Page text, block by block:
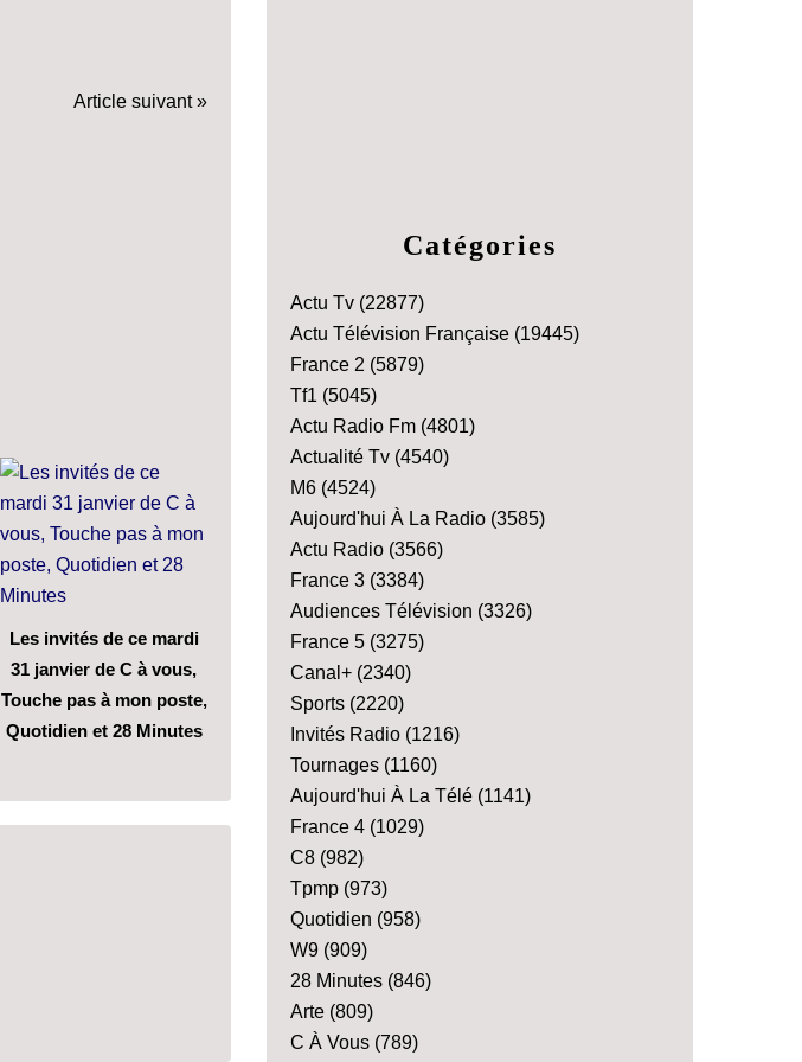
Article suivant »
Les invités de ce mardi
31 janvier de C à vous,
Touche pas à mon poste,
Quotidien et 28 Minutes
Catégories
Actu Tv (22877)
Actu Télévision Française (19445)
France 2 (5879)
Tf1 (5045)
Actu Radio Fm (4801)
Actualité Tv (4540)
M6 (4524)
Aujourd'hui À La Radio (3585)
Actu Radio (3566)
France 3 (3384)
Audiences Télévision (3326)
France 5 (3275)
Canal+ (2340)
Sports (2220)
Invités Radio (1216)
Tournages (1160)
Aujourd'hui À La Télé (1141)
France 4 (1029)
C8 (982)
Tpmp (973)
Quotidien (958)
W9 (909)
28 Minutes (846)
Arte (809)
C À Vous (789)